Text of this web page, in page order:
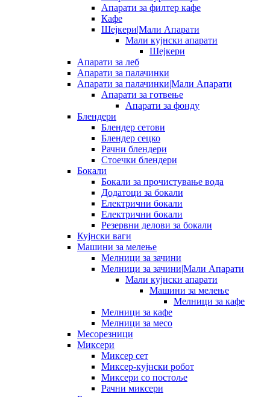
Апарати за филтер кафе
Кафе
Шејкери|Мали Апарати
Мали кујнски апарати
Шејкери
Апарати за леб
Апарати за палачинки
Апарати за палачинки|Мали Апарати
Апарати за готвење
Апарати за фонду
Блендери
Блендер сетови
Блендер сецко
Рачни блендери
Стоечки блендери
Бокали
Бокали за прочистување вода
Додатоци за бокали
Електрични бокали
Електрични бокали
Резервни делови за бокали
Кујнски ваги
Машини за мелење
Мелници за зачини
Мелници за зачини|Мали Апарати
Мали кујнски апарати
Машини за мелење
Мелници за кафе
Мелници за кафе
Мелници за месо
Месорезници
Миксери
Миксер сет
Миксер-кујнски робот
Миксери со постоље
Рачни миксери